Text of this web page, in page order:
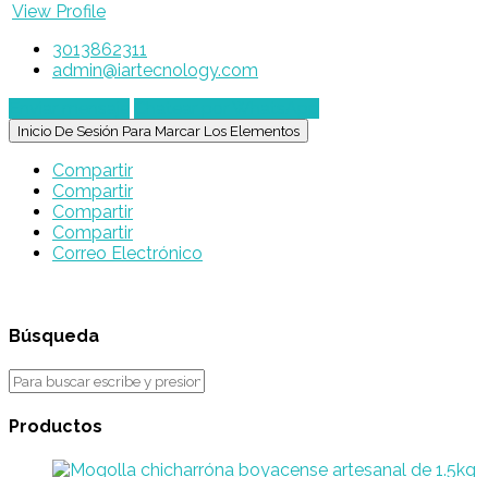
View Profile
3013862311
admin@iartecnology.com
Inicio De Sesión Para Marcar Los Elementos
Compartir
Compartir
Compartir
Compartir
Correo Electrónico
Búsqueda
Productos